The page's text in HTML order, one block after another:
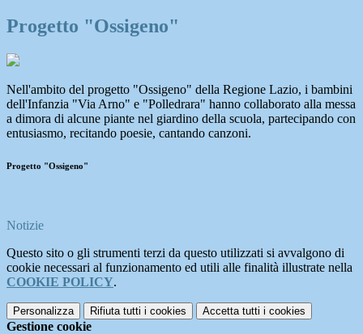
Progetto "Ossigeno"
Nell'ambito del progetto "Ossigeno" della Regione Lazio, i bambini
dell'Infanzia "Via Arno" e "Polledrara" hanno collaborato alla messa
a dimora di alcune piante nel giardino della scuola, partecipando con
entusiasmo, recitando poesie, cantando canzoni.
Progetto "Ossigeno"
Notizie
Questo sito o gli strumenti terzi da questo utilizzati si avvalgono di
cookie necessari al funzionamento ed utili alle finalità illustrate nella
COOKIE POLICY.
Personalizza Rifiuta tutti i cookies Accetta tutti i cookies
Gestione cookie